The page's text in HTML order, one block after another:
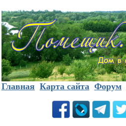
Главная Карта сайта Форум